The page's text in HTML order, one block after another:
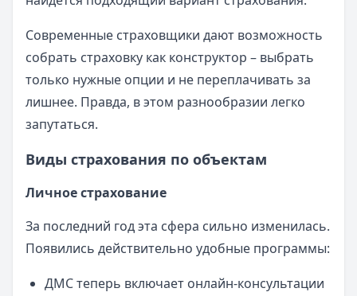
Современные страховщики дают возможность
собрать страховку как конструктор – выбрать
только нужные опции и не переплачивать за
лишнее. Правда, в этом разнообразии легко
запутаться.
Виды страхования по объектам
Личное страхование
За последний год эта сфера сильно изменилась.
Появились действительно удобные программы:
ДМС теперь включает онлайн-консультации